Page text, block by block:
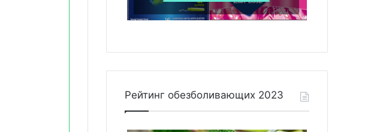
Рейтинг обезболивающих 2023